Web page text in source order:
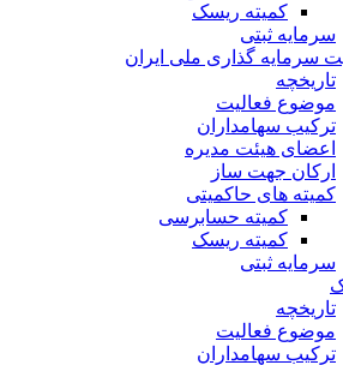
کمیته ریسک
سرمایه ثبتی
سرمایه گذاری ملی ایران
تاریخچه
موضوع فعالیت
ترکیب سهامداران
اعضای هیئت مدیره
ارکان جهت ساز
کمیته های حاکمیتی
کمیته حسابرسی
کمیته ریسک
سرمایه ثبتی
تاریخچه
موضوع فعالیت
ترکیب سهامداران